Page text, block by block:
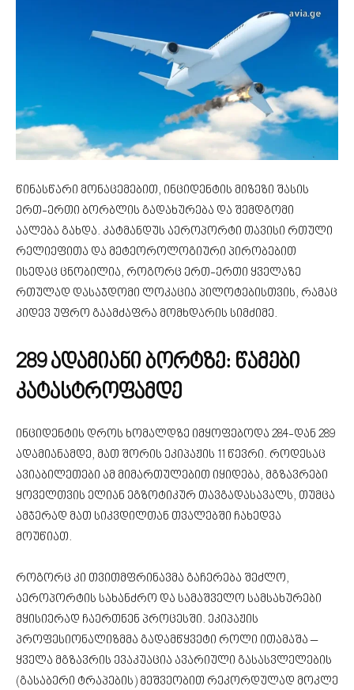
წინასწარი მონაცემებით, ინციდენტის მიზეზი შასის
ერთ-ერთი ბორბლის გადახურება და შემდგომი
აალება გახდა. კატმანდუს აეროპორტი თავისი რთული
რელიეფითა და მეტეოროლოგიური პირობებით
ისედაც ცნობილია, როგორც ერთ-ერთი ყველაზე
რთულად დასაჯდომი ლოკაცია პილოტებისთვის, რამაც
კიდევ უფრო გაამძაფრა მომხდარის სიმძიმე.
289 ადამიანი ბორტზე: წამები
კატასტროფამდე
ინციდენტის დროს ხომალდზე იმყოფებოდა 284-დან 289
ადამიანამდე, მათ შორის ეკიპაჟის 11 წევრი. როდესაც
ავიაბილეთები ამ მიმართულებით იყიდება, მგზავრები
ყოველთვის ელიან ეგზოტიკურ თავგადასავალს, თუმცა
ამჯერად მათ სიკვდილთან თვალებში ჩახედვა
მოუწიათ.
როგორც კი თვითმფრინავმა გაჩერება შეძლო,
აეროპორტის სახანძრო და სამაშველო სამსახურები
მყისიერად ჩაერთნენ პროცესში. ეკიპაჟის
პროფესიონალიზმმა გადამწყვეტი როლი ითამაშა –
ყველა მგზავრის ევაკუაცია ავარიული გასასვლელების
(გასაბერი ტრაპების) მეშვეობით რეკორდულად მოკლე